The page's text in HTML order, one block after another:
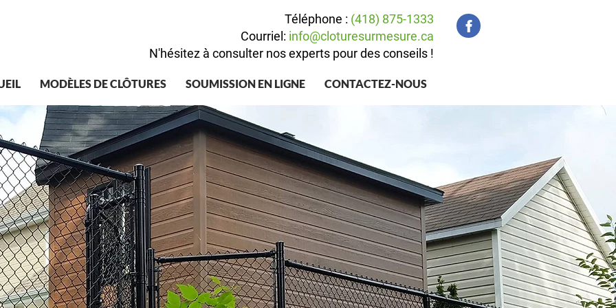
Téléphone : (418) 875-1333
Courriel: info@cloturesurmesure.ca
N'hésitez à consulter nos experts pour des conseils !
MODÈLES DE CLÔTURES SOUMISSION EN LIGNE CONTACTEZ-NOUS